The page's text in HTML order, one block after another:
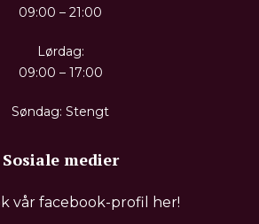
09:00 – 21:00
Lørdag:
09:00 – 17:00
Søndag: Stengt
Sosiale medier
vår facebook-profil her!